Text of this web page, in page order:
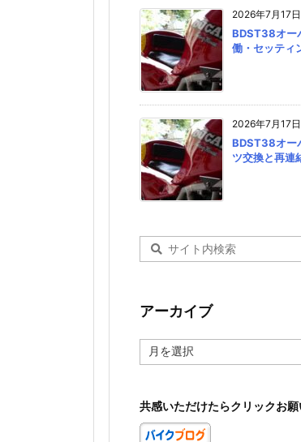
2026年7月17日
BDST38オ
働・セッティ
2026年7月17日
BDST38オー
ツ交換と再連
アーカイブ
ー
ブ
共感いただけたらクリックお願